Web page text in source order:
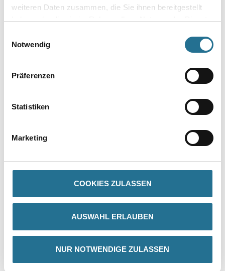
weiteren Daten zusammen, die Sie ihnen bereitgestellt
haben oder die sie im Rahmen Ihrer Nutzung der Dienste
Notwendig
Präferenzen
Statistiken
Marketing
COOKIES ZULASSEN
AUSWAHL ERLAUBEN
NUR NOTWENDIGE ZULASSEN
PRODUKTEIGENSCHAFTEN
- Konservierungsmittelfrei (Weißware)
- Frei von foggingaktiven Substanzen
- Hohes Deckvermögen
Untere Temperaturgrenze bei der Verarbeitung und Trocknung: +5
°C für Umluft und Untergrund.
Verarbeitungszeit